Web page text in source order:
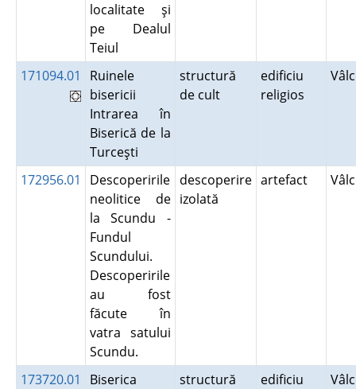
localitate şi
pe Dealul
Teiul
171094.01
Ruinele
bisericii
Intrarea în
Biserică de la
Turceşti
structură
de cult
edificiu
religios
172956.01
Descoperirile
neolitice de
la Scundu -
Fundul
Scundului.
Descoperirile
au fost
făcute în
vatra satului
Scundu.
descoperire
izolată
artefact
173720.01
Biserica
structură
edificiu